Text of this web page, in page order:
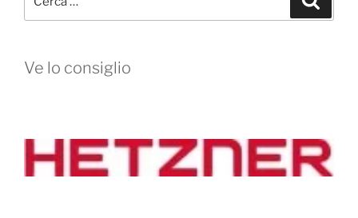
Ve lo consiglio